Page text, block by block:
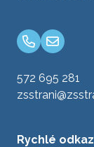
572 695 281
Rychlé